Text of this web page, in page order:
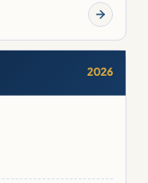
2026